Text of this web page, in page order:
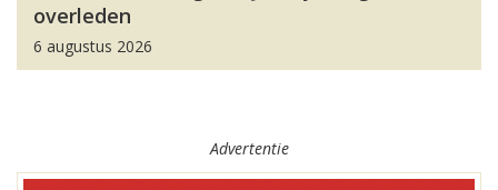
overleden
6 augustus 2026
Advertentie